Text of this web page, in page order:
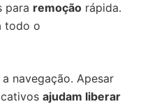
para remoção rápida.
todo o
navegação. Apesar
ajudam liberar